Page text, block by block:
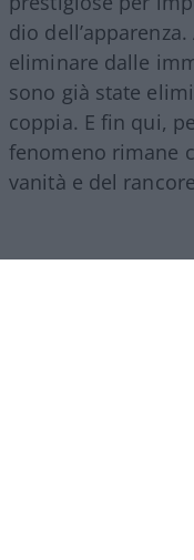
dio
eliminare dalle
sono già state
coppia. E fin qui,
fenomeno rimane
vanità e del